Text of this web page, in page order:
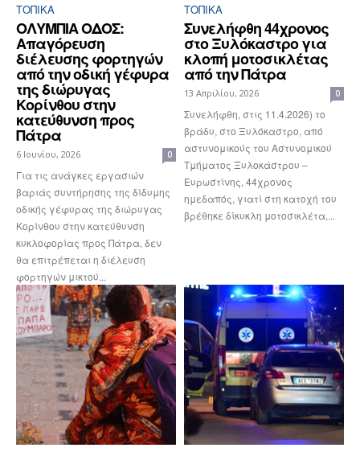
ΤΟΠΙΚΑ
ΟΛΥΜΠΙΑ ΟΔΟΣ:
Απαγόρευση
διέλευσης φορτηγών
από την οδική γέφυρα
της διώρυγας
Κορίνθου στην
κατεύθυνση προς
Πάτρα
6 Ιουνίου, 2026 0
Για τις ανάγκες εργασιών
βαριάς συντήρησης της δίδυμης
οδικής γέφυρας της διώρυγας
Κορίνθου στην κατεύθυνση
κυκλοφορίας προς Πάτρα, δεν
θα επιτρέπεται η διέλευση
φορτηγών μικτού...
ΤΟΠΙΚΑ
Συνελήφθη 44χρονος
στο Ξυλόκαστρο για
κλοπή μοτοσικλέτας
από την Πάτρα
13 Απριλίου, 2026 0
Συνελήφθη, στις 11.4.2026) το
βράδυ, στο Ξυλόκαστρο, από
αστυνομικούς του Αστυνομικού
Τμήματος Ξυλοκάστρου –
Ευρωστίνης, 44χρονος
ημεδαπός, γιατί στη κατοχή του
βρέθηκε δίκυκλη μοτοσικλέτα,...